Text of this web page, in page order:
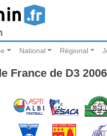
National Régional
France de D3